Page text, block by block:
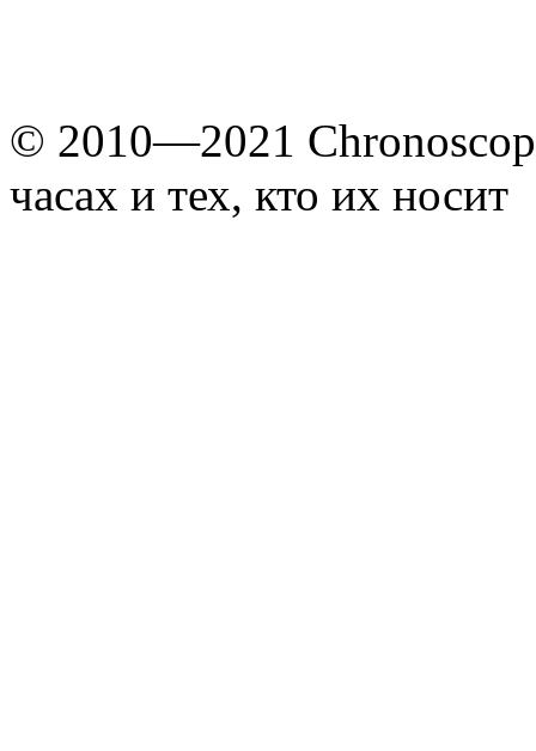
© 2010—2021
часах и тех, кто их носит